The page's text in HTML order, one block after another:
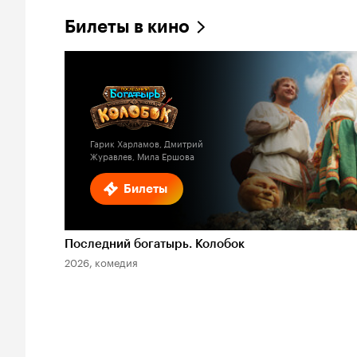
Билеты в кино
Билеты
Гарик Харламов, Дмитрий
Журавлев, Мила Ершова
Последний богатырь. Колобок
2026, комедия